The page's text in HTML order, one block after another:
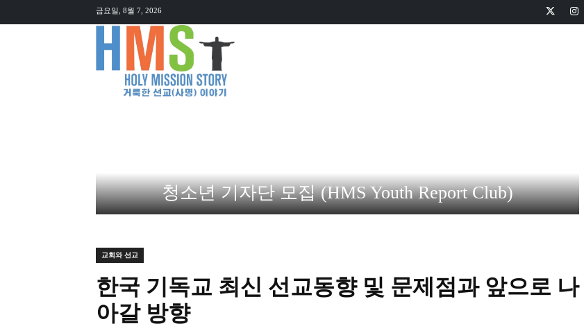
금요일, 8월 7, 2026
청소년 기자단 모집 (HMS Youth Report Club)
교회와 선교
한국 기독교 최신 선교동향 및 문제점과 앞으로 나
아갈 방향